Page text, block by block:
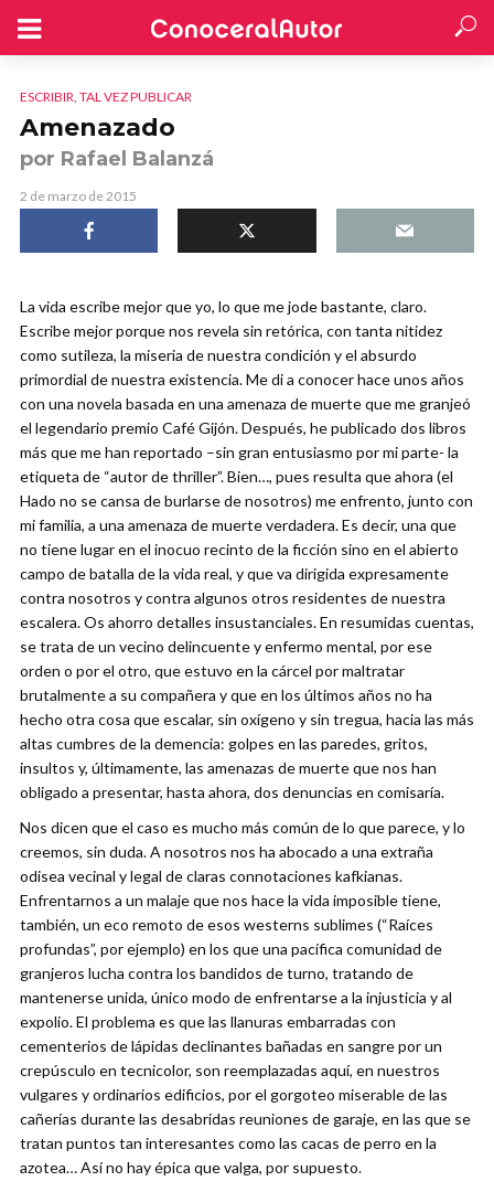
ESCRIBIR, TAL VEZ PUBLICAR
Amenazado
por Rafael Balanzá
2 de marzo de 2015
La vida escribe mejor que yo, lo que me jode bastante, claro.
Escribe mejor porque nos revela sin retórica, con tanta nitidez
como sutileza, la miseria de nuestra condición y el absurdo
primordial de nuestra existencia. Me di a conocer hace unos años
con una novela basada en una amenaza de muerte que me granjeó
el legendario premio Café Gijón. Después, he publicado dos libros
más que me han reportado –sin gran entusiasmo por mi parte- la
etiqueta de “autor de thriller”. Bien…, pues resulta que ahora (el
Hado no se cansa de burlarse de nosotros) me enfrento, junto con
mi familia, a una amenaza de muerte verdadera. Es decir, una que
no tiene lugar en el inocuo recinto de la ficción sino en el abierto
campo de batalla de la vida real, y que va dirigida expresamente
contra nosotros y contra algunos otros residentes de nuestra
escalera. Os ahorro detalles insustanciales. En resumidas cuentas,
se trata de un vecino delincuente y enfermo mental, por ese
orden o por el otro, que estuvo en la cárcel por maltratar
brutalmente a su compañera y que en los últimos años no ha
hecho otra cosa que escalar, sin oxígeno y sin tregua, hacia las más
altas cumbres de la demencia: golpes en las paredes, gritos,
insultos y, últimamente, las amenazas de muerte que nos han
obligado a presentar, hasta ahora, dos denuncias en comisaría.
Nos dicen que el caso es mucho más común de lo que parece, y lo
creemos, sin duda. A nosotros nos ha abocado a una extraña
odisea vecinal y legal de claras connotaciones kafkianas.
Enfrentarnos a un malaje que nos hace la vida imposible tiene,
también, un eco remoto de esos westerns sublimes (“Raíces
profundas”, por ejemplo) en los que una pacífica comunidad de
granjeros lucha contra los bandidos de turno, tratando de
mantenerse unida, único modo de enfrentarse a la injusticia y al
expolio. El problema es que las llanuras embarradas con
cementerios de lápidas declinantes bañadas en sangre por un
crepúsculo en tecnicolor, son reemplazadas aquí, en nuestros
vulgares y ordinarios edificios, por el gorgoteo miserable de las
cañerías durante las desabridas reuniones de garaje, en las que se
tratan puntos tan interesantes como las cacas de perro en la
azotea… Así no hay épica que valga, por supuesto.